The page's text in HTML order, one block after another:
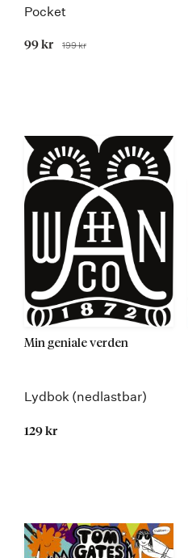
Pocket
Tilbudspris
99 kr Før
199 kr
Min geniale verden
Lydbok (nedlastbar)
129 kr